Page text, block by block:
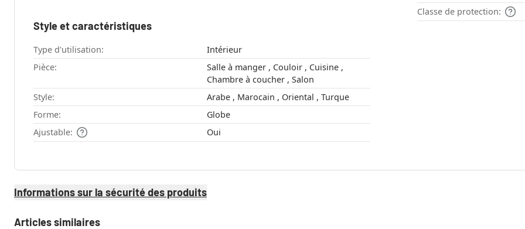
Style et caractéristiques
Type d'utilisation:
Intérieur
Pièce:
Salle à manger , Couloir , Cuisine ,
Chambre à coucher , Salon
Style:
Arabe , Marocain , Oriental , Turque
Forme:
Globe
Ajustable:
Oui
Classe de protection:
Informations sur la sécurité des produits
Articles similaires